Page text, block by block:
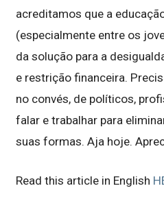
acreditamos que a
(especialmente entre os
da solução para a
e restrição financeira.
no convés, de políticos,
falar e trabalhar para
suas formas. Aja hoje.
Read this article in English